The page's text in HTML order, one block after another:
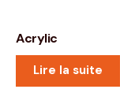
Acrylic
Lire la suite